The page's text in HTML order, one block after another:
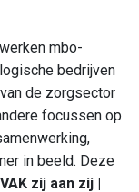
mbo-
bedrijven
de zorgsector
focussen op
in beeld. Deze
zij aan zij |